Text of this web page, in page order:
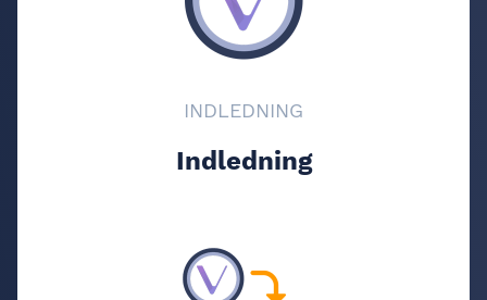
INDLEDNING
Indledning